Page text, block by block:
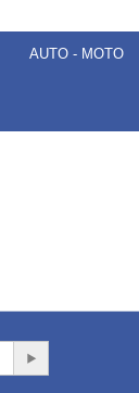
AUTO - MOTO